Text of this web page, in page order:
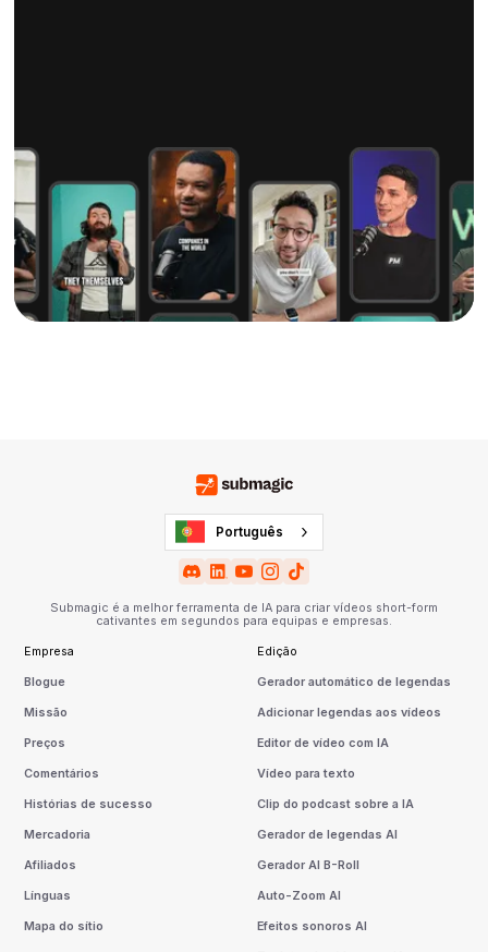
Português
Submagic é a melhor ferramenta de IA para criar vídeos short-form
cativantes em segundos para equipas e empresas.
Empresa
Blogue
Missão
Preços
Comentários
Histórias de sucesso
Mercadoria
Afiliados
Línguas
Mapa do sítio
Edição
Gerador automático de legendas
Adicionar legendas aos vídeos
Editor de vídeo com IA
Vídeo para texto
Clip do podcast sobre a IA
Gerador de legendas AI
Gerador AI B-Roll
Auto-Zoom AI
Efeitos sonoros AI